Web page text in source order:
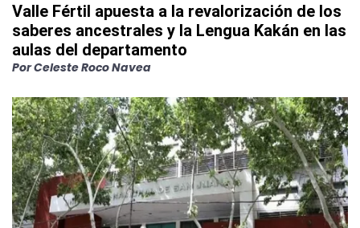
Valle Fértil apuesta a la revalorización de los
saberes ancestrales y la Lengua Kakán en las
aulas del departamento
PorCeleste Roco Navea